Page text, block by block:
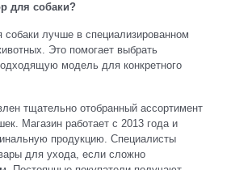
для собаки?
лучше в специализированном
Это помогает выбрать
модель для конкретного
тщательно отобранный ассортимент
Магазин работает с 2013 года и
продукцию. Специалисты
для ухода, если сложно